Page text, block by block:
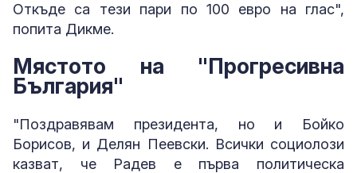
Откъде са тези пари по 100 евро на глас",
попита Дикме.
Мястото на "Прогресивна
България"
"Поздравявам президента, но и Бойко
Борисов, и Делян Пеевски. Всички социолози
казват, че Радев е първа политическа